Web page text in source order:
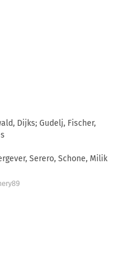
Dijks; Gudelj, Fischer,
Serero, Schone, Milik